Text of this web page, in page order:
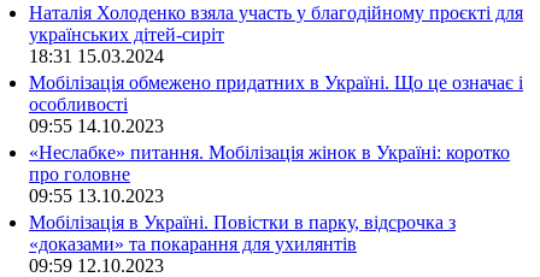
Наталія Холоденко взяла участь у благодійному проєкті для
українських дітей-сиріт
18:31 15.03.2024
Мобілізація обмежено придатних в Україні. Що це означає і
особливості
09:55 14.10.2023
«Неслабке» питання. Мобілізація жінок в Україні: коротко
про головне
09:55 13.10.2023
Мобілізація в Україні. Повістки в парку, відсрочка з
«доказами» та покарання для ухилянтів
09:59 12.10.2023